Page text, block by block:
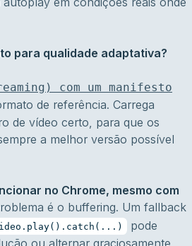
para qualidade adaptativa?
com um manifesto
de referência. Carrega
de vídeo certo, para que os
a melhor versão possível
no Chrome, mesmo com
é o buffering. Um fallback
pode
ou alternar graciosamente